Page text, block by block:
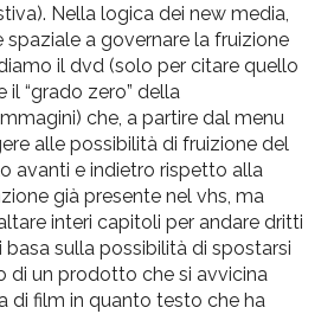
Nella logica dei new media,
spaziale a governare la fruizione
il dvd (solo per citare quello
“grado zero” della
che, a partire dal menu
alle possibilità di fruizione del
avanti e indietro rispetto alla
già presente nel vhs, ma
interi capitoli per andare dritti
sulla possibilità di spostarsi
di un prodotto che si avvicina
di film in quanto testo che ha